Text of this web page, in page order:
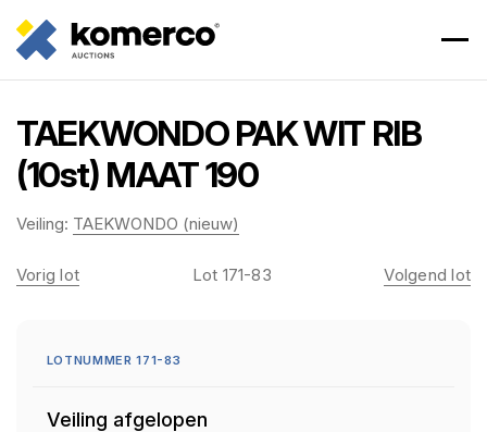
TAEKWONDO PAK WIT RIB
(10st) MAAT 190
Veiling: TAEKWONDO (nieuw)
Vorig lot Lot 171-83 Volgend lot
LOTNUMMER 171-83
Veiling afgelopen